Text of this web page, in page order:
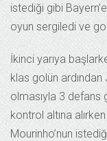
istediği gibi
oyun sergiledi ve
İkinci yarıya
klas golün
olmasıyla 3
kontrol altına
Mourinho’nun